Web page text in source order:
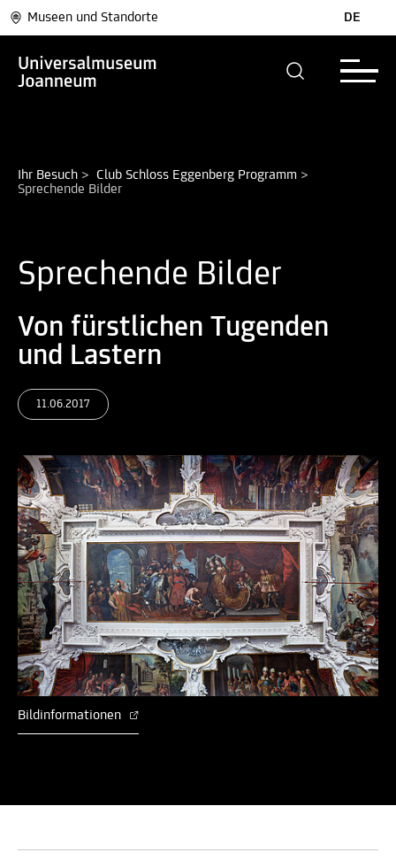
Museen und Standorte DE
Ihr Besuch > Club Schloss Eggenberg Programm >
Sprechende Bilder
Sprechende Bilder
Von fürstlichen Tugenden
und Lastern
11.06.2017
Bildinformationen